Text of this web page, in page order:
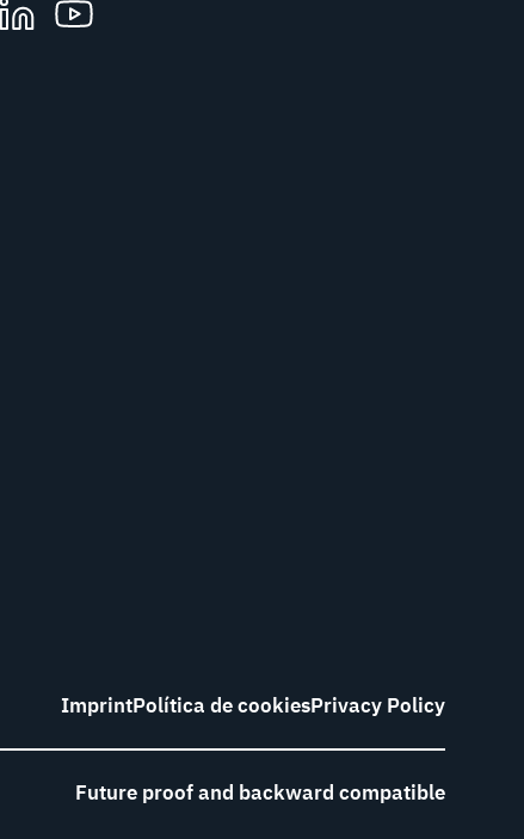
LINKEDINYOUTUBE
ImprintPolítica de cookiesPrivacy Policy
Future proof and backward compatible